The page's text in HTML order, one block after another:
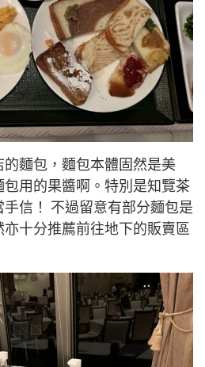
麵包，麵包本體固然是美
用的果醬啊。特別是知覽茶
信！ 不過留意有部分麵包是
十分推薦前往地下的販賣區